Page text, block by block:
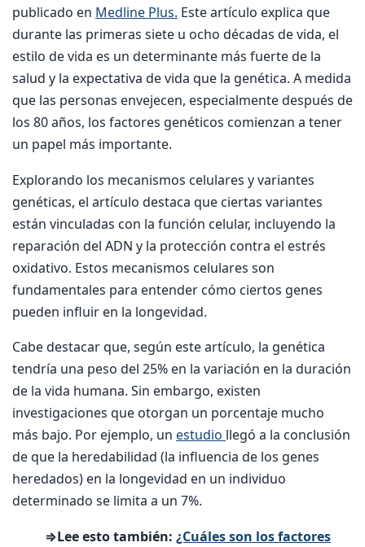
publicado en Medline Plus. Este artículo explica que
durante las primeras siete u ocho décadas de vida, el
estilo de vida es un determinante más fuerte de la
salud y la expectativa de vida que la genética. A medida
que las personas envejecen, especialmente después de
los 80 años, los factores genéticos comienzan a tener
un papel más importante.
Explorando los mecanismos celulares y variantes
genéticas, el artículo destaca que ciertas variantes
están vinculadas con la función celular, incluyendo la
reparación del ADN y la protección contra el estrés
oxidativo. Estos mecanismos celulares son
fundamentales para entender cómo ciertos genes
pueden influir en la longevidad.
Cabe destacar que, según este artículo, la genética
tendría una peso del 25% en la variación en la duración
de la vida humana. Sin embargo, existen
investigaciones que otorgan un porcentaje mucho
más bajo. Por ejemplo, un estudio llegó a la conclusión
de que la heredabilidad (la influencia de los genes
heredados) en la longevidad en un individuo
determinado se limita a un 7%.
⇒Lee esto también: ¿Cuáles son los factores